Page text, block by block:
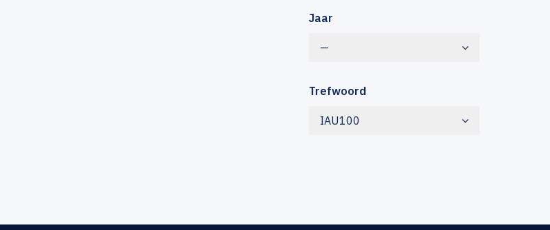
Jaar
—
Trefwoord
IAU100